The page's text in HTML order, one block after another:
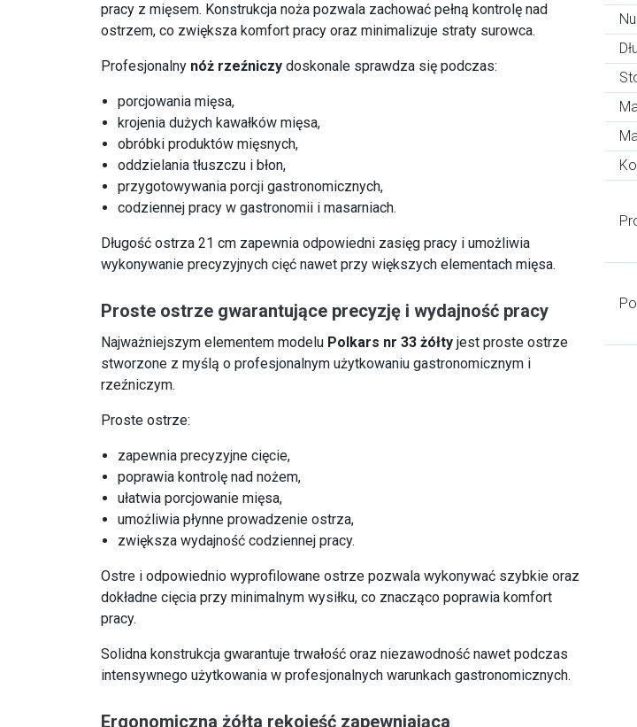
pracy z mięsem. Konstrukcja noża pozwala zachować pełną kontrolę nad
ostrzem, co zwiększa komfort pracy oraz minimalizuje straty surowca.
Profesjonalny nóż rzeźniczy doskonale sprawdza się podczas:
porcjowania mięsa,
krojenia dużych kawałków mięsa,
obróbki produktów mięsnych,
oddzielania tłuszczu i błon,
przygotowywania porcji gastronomicznych,
codziennej pracy w gastronomii i masarniach.
Długość ostrza 21 cm zapewnia odpowiedni zasięg pracy i umożliwia
wykonywanie precyzyjnych cięć nawet przy większych elementach mięsa.
Proste ostrze gwarantujące precyzję i wydajność pracy
Najważniejszym elementem modelu Polkars nr 33 żółty jest proste ostrze
stworzone z myślą o profesjonalnym użytkowaniu gastronomicznym i
rzeźniczym.
Proste ostrze:
zapewnia precyzyjne cięcie,
poprawia kontrolę nad nożem,
ułatwia porcjowanie mięsa,
umożliwia płynne prowadzenie ostrza,
zwiększa wydajność codziennej pracy.
Ostre i odpowiednio wyprofilowane ostrze pozwala wykonywać szybkie oraz
dokładne cięcia przy minimalnym wysiłku, co znacząco poprawia komfort
pracy.
Solidna konstrukcja gwarantuje trwałość oraz niezawodność nawet podczas
intensywnego użytkowania w profesjonalnych warunkach gastronomicznych.
Ergonomiczna żółta rękojeść zapewniająca